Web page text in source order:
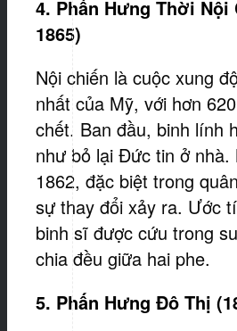
4. Phấn Hưng Thời Nội
1865)
Nội chiến là cuộc xung
nhất của Mỹ, với hơn
chết. Ban đầu, binh lính
như bỏ lại Đức tin ở nhà.
1862, đặc biệt trong
sự thay đổi xảy ra. Ước
binh sĩ được cứu trong
chia đều giữa hai phe.
5. Phấn Hưng Đô Thị